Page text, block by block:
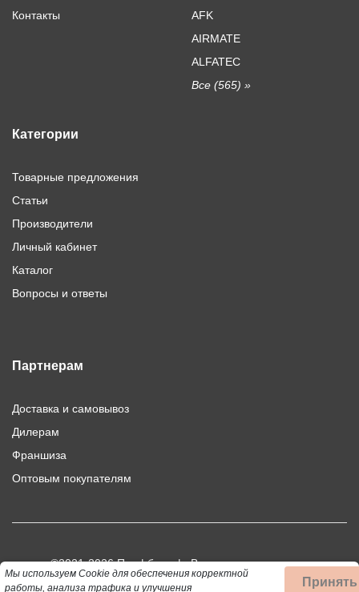
Контакты
AFK
AIRMATE
ALFATEC
Все (565) »
Категории
Товарные предложения
Статьи
Производители
Личный кабинет
Каталог
Вопросы и ответы
Партнерам
Доставка и самовывоз
Дилерам
Франшиза
Оптовым покупателям
©2021-2026 Профбыт.рф. Все права защищены.
Использование материалов сайта допускается только при
Мы используем Cookie для обеспечения корректной
работы, анализа трафика и улучшения
Принять